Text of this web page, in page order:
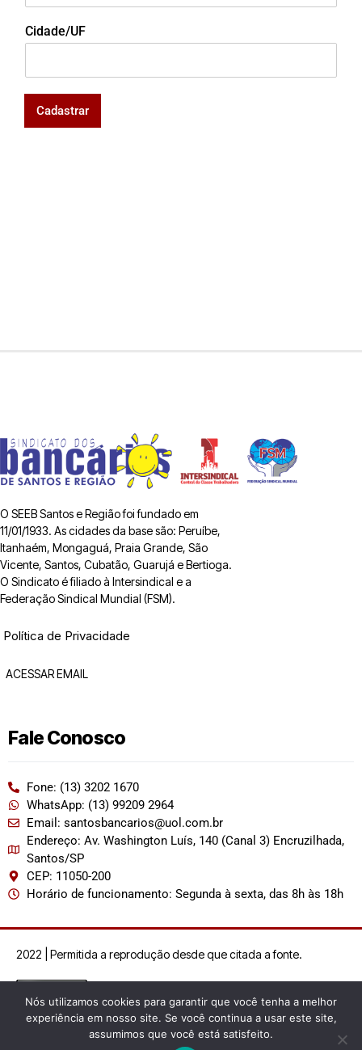
Cidade/UF
Cadastrar
O SEEB Santos e Região foi fundado em
11/01/1933. As cidades da base são: Peruíbe,
Itanhaém, Mongaguá, Praia Grande, São
Vicente, Santos, Cubatão, Guarujá e Bertioga.
O Sindicato é filiado à Intersindical e a
Federação Sindical Mundial (FSM).
Política de Privacidade
ACESSAR EMAIL
Fale Conosco
Fone: (13) 3202 1670
WhatsApp: (13) 99209 2964
Email: santosbancarios@uol.com.br
Endereço: Av. Washington Luís, 140 (Canal 3) Encruzilhada,
Santos/SP
CEP: 11050-200
Horário de funcionamento: Segunda à sexta, das 8h às 18h
2022 | Permitida a reprodução desde que citada a fonte.
Nós utilizamos cookies para garantir que você tenha a melhor
experiência em nosso site. Se você continua a usar este site,
assumimos que você está satisfeito.